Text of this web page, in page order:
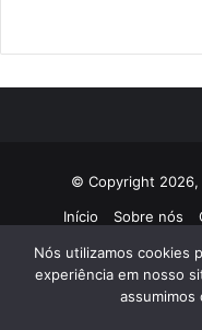
© Copyright 2026,
Início
Sobre nós
Nós utilizamos cookies
experiência em nosso